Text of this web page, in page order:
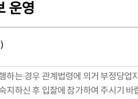
운영
는 경우 관계법령에 의거 부정당업
지하신 후 입찰에 참가하여 주시기 바